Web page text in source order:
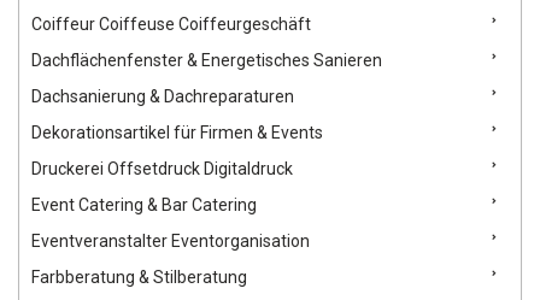
Coiffeur Coiffeuse Coiffeurgeschäft
Dachflächenfenster & Energetisches Sanieren
Dachsanierung & Dachreparaturen
Dekorationsartikel für Firmen & Events
Druckerei Offsetdruck Digitaldruck
Event Catering & Bar Catering
Eventveranstalter Eventorganisation
Farbberatung & Stilberatung